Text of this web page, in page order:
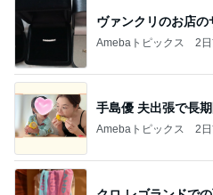
ヴァンクリのお店
Amebaトピックス 2
手島優 夫出張で長
Amebaトピックス 2
クロ レゴランドで